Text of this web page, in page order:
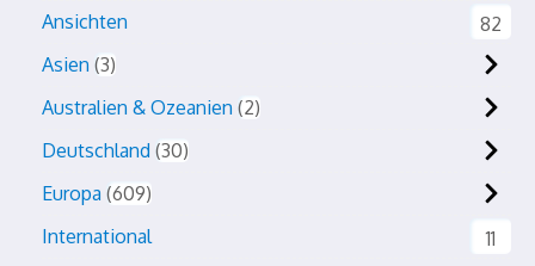
Ansichten
82
Asien 3
Australien & Ozeanien 2
Deutschland 30
Europa 609
International
11